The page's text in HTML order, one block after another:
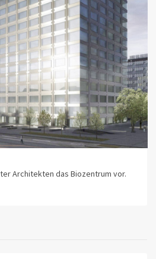
Architekten das Biozentrum vor.